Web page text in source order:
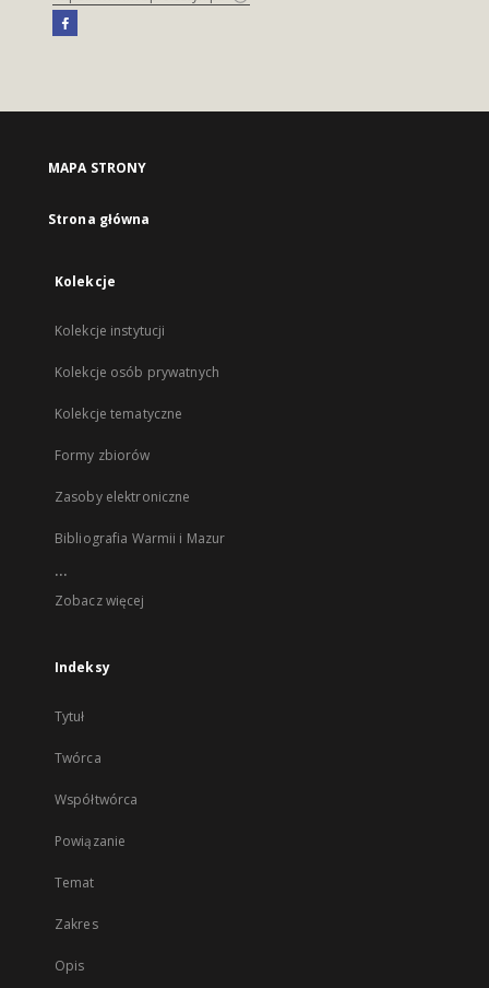
MAPA STRONY
Strona główna
Kolekcje
Kolekcje instytucji
Kolekcje osób prywatnych
Kolekcje tematyczne
Formy zbiorów
Zasoby elektroniczne
Bibliografia Warmii i Mazur
...
Zobacz więcej
Indeksy
Tytuł
Twórca
Współtwórca
Powiązanie
Temat
Zakres
Opis